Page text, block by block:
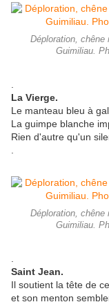
Déploration,
Guimiliau.
La Vierge.
Le manteau bleu à
La guimpe blanche
Rien d'autre qu'un
Déploration,
Guimiliau.
Saint Jean.
Il soutient la tête de
et son menton